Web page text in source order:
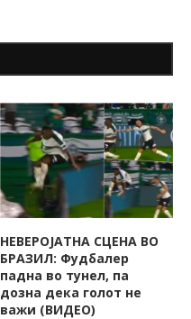
НЕВЕРОЈАТНА СЦЕНА ВО
БРАЗИЛ: Фудбалер
падна во тунел, па
дозна дека голот не
важи (ВИДЕО)